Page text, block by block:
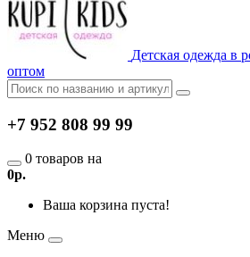
Детская одежда в
оптом
+7 952 808 99 99
0 товаров на
0р.
Ваша корзина пуста!
Меню